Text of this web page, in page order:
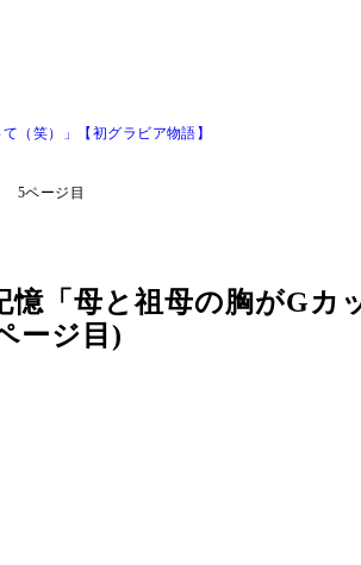
（笑）」【初グラビア物語】
5ページ目
憶「母と祖母の胸がGカ
ージ目)